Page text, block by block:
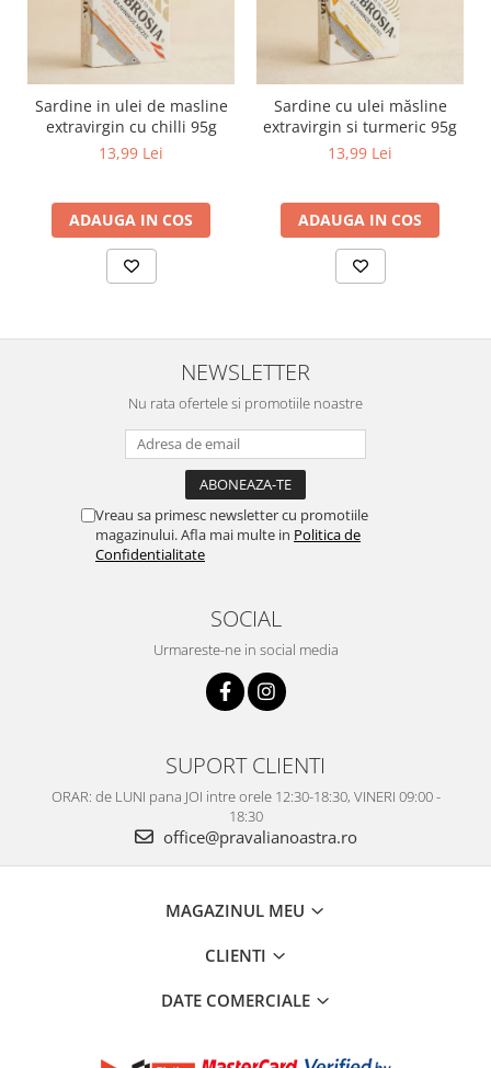
Sardine in ulei de masline
extravirgin cu chilli 95g
13,99 Lei
ADAUGA IN COS
Sardine cu ulei măsline
extravirgin si turmeric 95g
13,99 Lei
ADAUGA IN COS
NEWSLETTER
Nu rata ofertele si promotiile noastre
Vreau sa primesc newsletter cu promotiile
magazinului. Afla mai multe in Politica de
Confidentialitate
SOCIAL
Urmareste-ne in social media
SUPORT CLIENTI
ORAR: de LUNI pana JOI intre orele 12:30-18:30, VINERI 09:00 -
18:30
office@pravalianoastra.ro
MAGAZINUL MEU
CLIENTI
DATE COMERCIALE